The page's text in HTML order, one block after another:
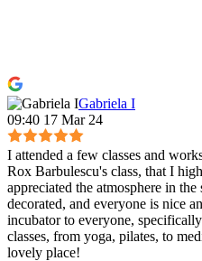
Gabriela I
09:40 17 Mar 24
I attended a few classes and
Rox Barbulescu's class, that I
appreciated the atmosphere in
decorated, and everyone is nice
incubator to everyone,
classes, from yoga, pilates, to
lovely place!